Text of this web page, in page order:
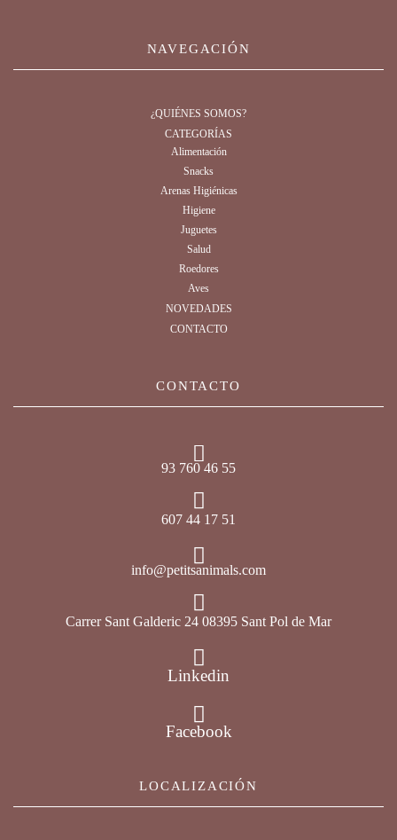
NAVEGACIÓN
¿QUIÉNES SOMOS?
CATEGORÍAS
Alimentación
Snacks
Arenas Higiénicas
Higiene
Juguetes
Salud
Roedores
Aves
NOVEDADES
CONTACTO
CONTACTO
93 760 46 55
607 44 17 51
info@petitsanimals.com
Carrer Sant Galderic 24 08395 Sant Pol de Mar
Linkedin
Facebook
LOCALIZACIÓN